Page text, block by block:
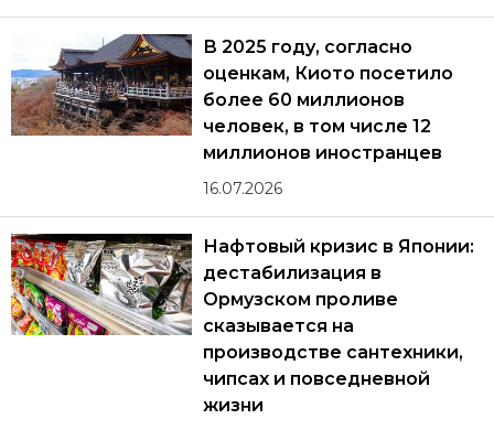
В 2025 году, согласно
оценкам, Киото посетило
более 60 миллионов
человек, в том числе 12
миллионов иностранцев
16.07.2026
Нафтовый кризис в Японии:
дестабилизация в
Ормузском проливе
сказывается на
производстве сантехники,
чипсах и повседневной
жизни